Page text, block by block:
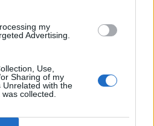
my
Advertising.
Use,
Sharing of my
Unrelated with the
collected.